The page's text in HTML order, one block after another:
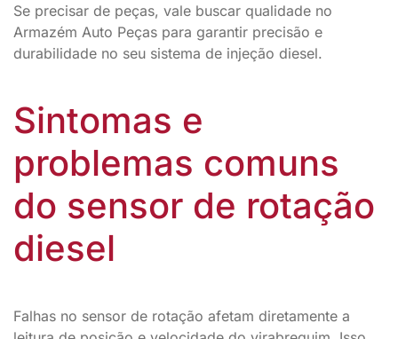
Se precisar de peças, vale buscar qualidade no
Armazém Auto Peças para garantir precisão e
durabilidade no seu sistema de injeção diesel.
Sintomas e
problemas comuns
do sensor de rotação
diesel
Falhas no sensor de rotação afetam diretamente a